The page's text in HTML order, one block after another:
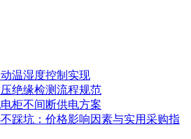
温湿度控制实现
绝缘检测流程规范
柜不间断供电方案
踩坑：价格影响因素与实用采购指